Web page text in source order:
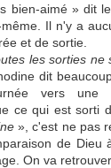
bien-aimé » dit
Il n'y a
et de sortie.
les sorties
dit
vers une
ce qui est sorti
», c'est ne pas
de Dieu
On va